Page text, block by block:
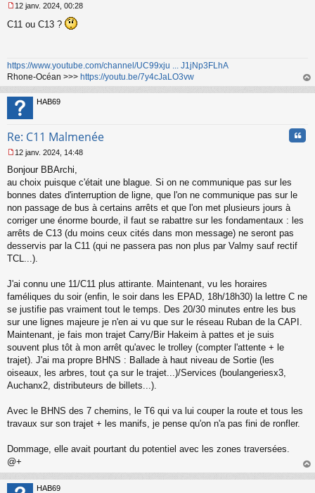
e
g
e
n
o
n
l
12 janv. 2024, 00:28
C11 ou C13 ?
https://www.youtube.com/channel/UC99xju ... J1jNp3FLhA
Rhone-Océan >>> https://youtu.be/7y4cJaLO3vw
au
HAB69
Re: C11 Malmenée
e
s
s
g
e
n
o
n
12 janv. 2024, 14:48
Bonjour BBArchi,
au choix puisque c'était une blague. Si on ne communique pas sur les
bonnes dates d'interruption de ligne, que l'on ne communique pas sur le
non passage de bus à certains arrêts et que l'on met plusieurs jours à
corriger une énorme bourde, il faut se rabattre sur les fondamentaux : les
arrêts de C13 (du moins ceux cités dans mon message) ne seront pas
desservis par la C11 (qui ne passera pas non plus par Valmy sauf rectif
TCL...).
J'ai connu une 11/C11 plus attirante. Maintenant, vu les horaires
faméliques du soir (enfin, le soir dans les EPAD, 18h/18h30) la lettre C ne
se justifie pas vraiment tout le temps. Des 20/30 minutes entre les bus
sur une lignes majeure je n'en ai vu que sur le réseau Ruban de la CAPI.
Maintenant, je fais mon trajet Carry/Bir Hakeim à pattes et je suis
souvent plus tôt à mon arrêt qu'avec le trolley (compter l'attente + le
trajet). J'ai ma propre BHNS : Ballade à haut niveau de Sortie (les
oiseaux, les arbres, tout ça sur le trajet...)/Services (boulangeriesx3,
Auchanx2, distributeurs de billets...).
Avec le BHNS des 7 chemins, le T6 qui va lui couper la route et tous les
travaux sur son trajet + les manifs, je pense qu'on n'a pas fini de ronfler.
Dommage, elle avait pourtant du potentiel avec les zones traversées.
@+
au
HAB69